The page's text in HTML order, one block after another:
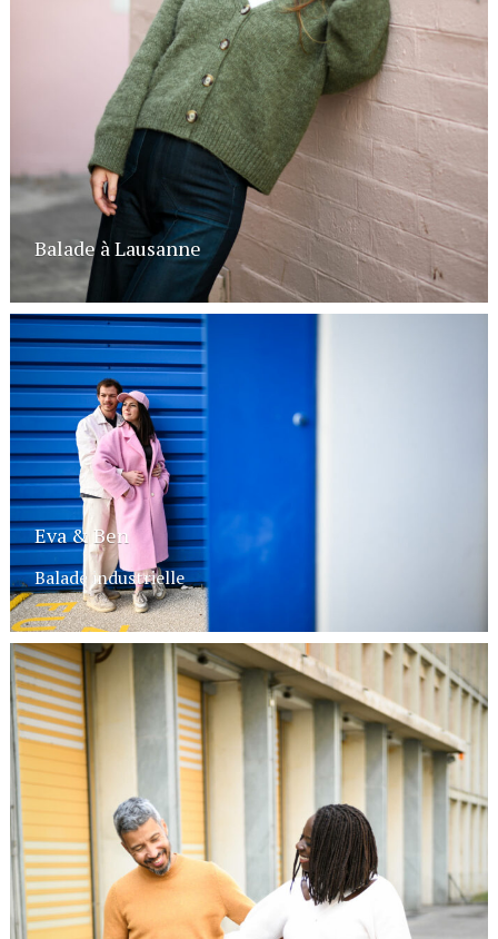
Balade à Lausanne
Eva & Ben
Balade industrielle